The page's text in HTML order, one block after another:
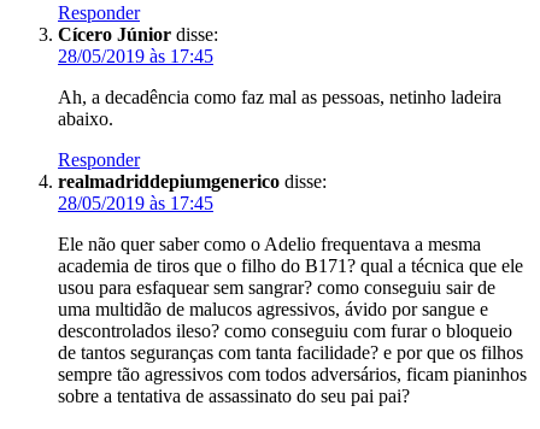
Responder
Cícero Júnior disse:
28/05/2019 às 17:45
Ah, a decadência como faz mal as pessoas, netinho ladeira
abaixo.
Responder
realmadriddepiumgenerico disse:
28/05/2019 às 17:45
Ele não quer saber como o Adelio frequentava a mesma
academia de tiros que o filho do B171? qual a técnica que ele
usou para esfaquear sem sangrar? como conseguiu sair de
uma multidão de malucos agressivos, ávido por sangue e
descontrolados ileso? como conseguiu com furar o bloqueio
de tantos seguranças com tanta facilidade? e por que os filhos
sempre tão agressivos com todos adversários, ficam pianinhos
sobre a tentativa de assassinato do seu pai pai?